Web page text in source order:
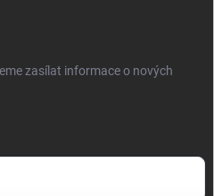
zasílat informace o nových